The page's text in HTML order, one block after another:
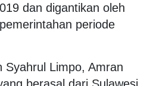
dan digantikan oleh
periode
Syahrul Limpo, Amran